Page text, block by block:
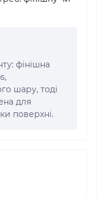
фінішна
шару, тоді
для
поверхні.